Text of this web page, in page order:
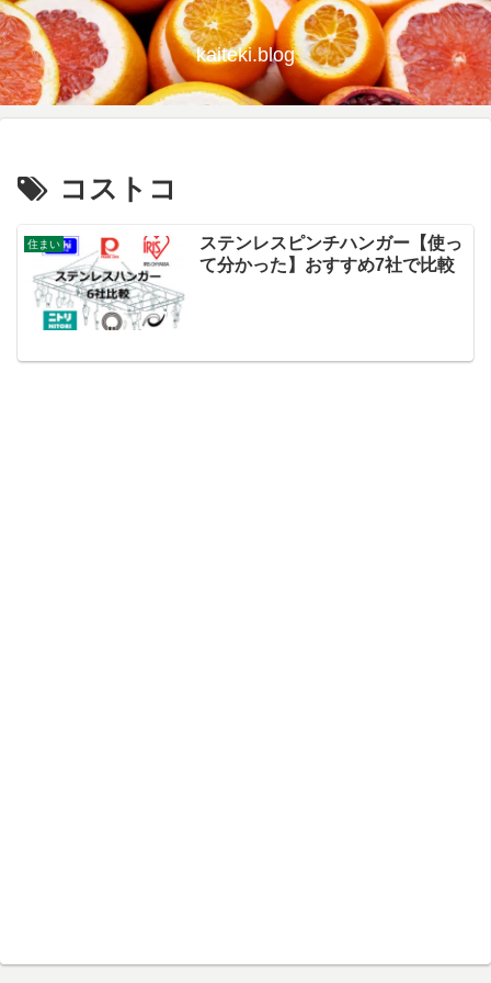
kaiteki.blog
コストコ
住まい
ステンレスピンチハンガー【使っ
て分かった】おすすめ7社で比較